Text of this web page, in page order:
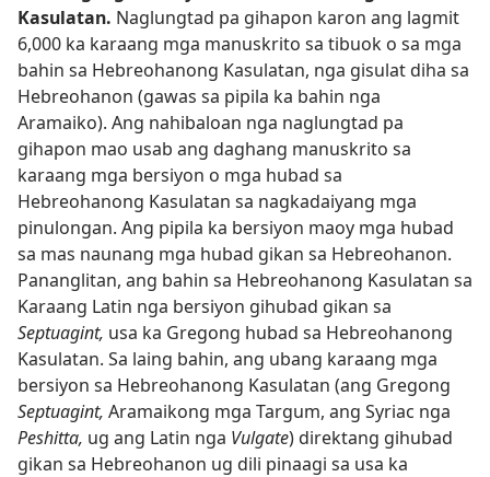
Kasulatan. Naglungtad pa gihapon karon ang lagmit
6,000 ka karaang mga manuskrito sa tibuok o sa mga
bahin sa Hebreohanong Kasulatan, nga gisulat diha sa
Hebreohanon (gawas sa pipila ka bahin nga
Aramaiko). Ang nahibaloan nga naglungtad pa
gihapon mao usab ang daghang manuskrito sa
karaang mga bersiyon o mga hubad sa
Hebreohanong Kasulatan sa nagkadaiyang mga
pinulongan. Ang pipila ka bersiyon maoy mga hubad
sa mas naunang mga hubad gikan sa Hebreohanon.
Pananglitan, ang bahin sa Hebreohanong Kasulatan sa
Karaang Latin nga bersiyon gihubad gikan sa
Septuagint, usa ka Gregong hubad sa Hebreohanong
Kasulatan. Sa laing bahin, ang ubang karaang mga
bersiyon sa Hebreohanong Kasulatan (ang Gregong
Septuagint, Aramaikong mga Targum, ang Syriac nga
Peshitta, ug ang Latin nga Vulgate) direktang gihubad
gikan sa Hebreohanon ug dili pinaagi sa usa ka